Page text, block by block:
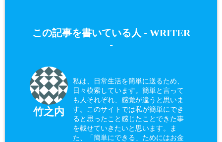
この記事を書いている人 - WRITER
-
竹之内
私は、日常生活を簡単に送るため、
日々模索しています。簡単と言って
も人それぞれ、感覚が違うと思いま
す。このサイトでは私が簡単にでき
ると思ったこと感じたことできた事
を載せていきたいと思います。ま
た、「簡単にできる」ためにはお金